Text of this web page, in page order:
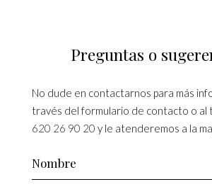
Preguntas o
No dude en contactarnos para más
través del formulario de contacto o al
620 26 90 20 y le atenderemos a la